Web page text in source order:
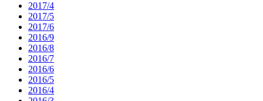
2017/4
2017/5
2017/6
2016/9
2016/8
2016/7
2016/6
2016/5
2016/4